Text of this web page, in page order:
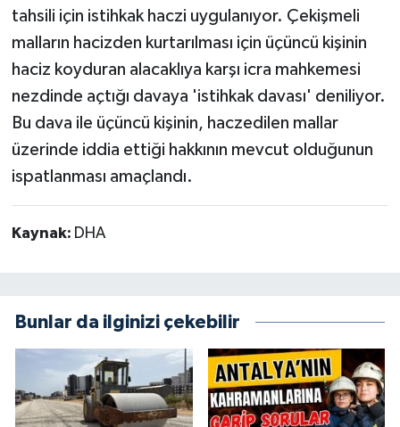
tahsili için istihkak haczi uygulanıyor. Çekişmeli
malların hacizden kurtarılması için üçüncü kişinin
haciz koyduran alacaklıya karşı icra mahkemesi
nezdinde açtığı davaya 'istihkak davası' deniliyor.
Bu dava ile üçüncü kişinin, haczedilen mallar
üzerinde iddia ettiği hakkının mevcut olduğunun
ispatlanması amaçlandı.
Kaynak: DHA
Bunlar da ilginizi çekebilir